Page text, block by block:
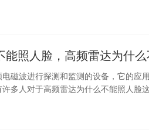
能照人脸，高频雷达为什
磁波进行探测和监测的设备，它的
多人对于高频雷达为什么不能照人脸